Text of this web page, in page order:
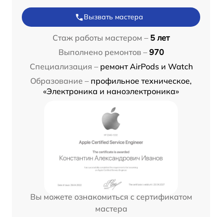
Вызвать мастера
Стаж работы мастером – 5 лет
Выполнено ремонтов – 970
Специализация – ремонт AirPods и Watch
Образование – профильное техническое,
«Электроника и наноэлектроника»
Вы можете ознакомиться с сертификатом
мастера